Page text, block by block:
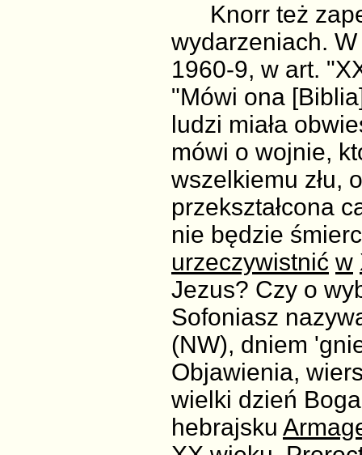
Knorr też
wydarzeniach.
1960-9, w art.
"Mówi ona
ludzi miała
mówi o wojnie,
wszelkiemu złu,
przekształcona
nie będzie
urzeczywistnić w
Jezus? Czy o
Sofoniasz
(NW), dniem
Objawienia,
wielki dzień
hebrajsku